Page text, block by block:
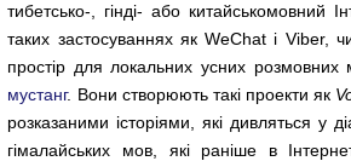
тибетсько-, гінді- або китайськомовний
таких застосуваннях як WeChat і Viber,
простір для локальних усних розмовних
мустанг. Вони створюють такі проекти як
розказаними історіями, які дивляться у
гімалайських мов, які раніше в